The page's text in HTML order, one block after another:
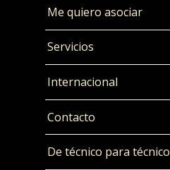
Me quiero asociar
Servicios
Internacional
Contacto
De técnico para técnico